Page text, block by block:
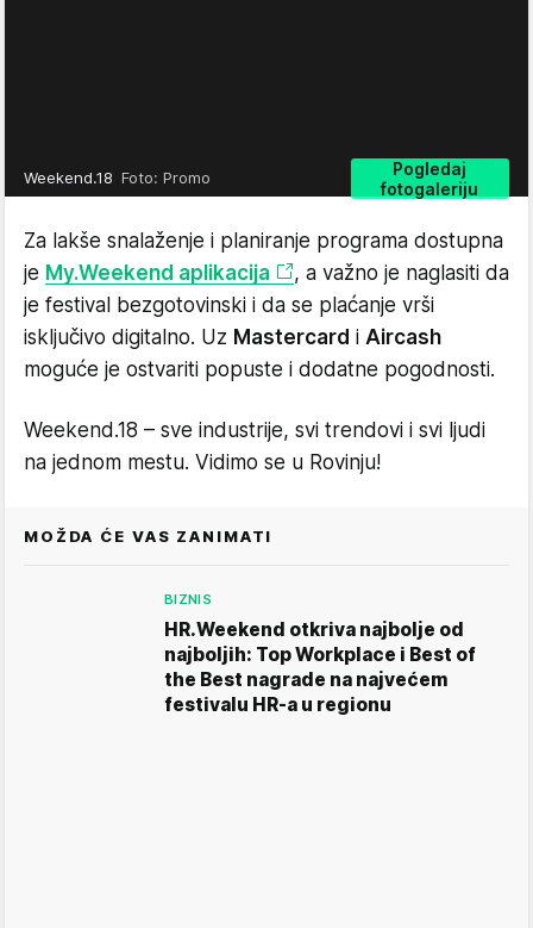
Pogledaj
fotogaleriju
Weekend.18 Foto: Promo
Za lakše snalaženje i planiranje programa dostupna
je My.Weekend aplikacija
, a važno je naglasiti da
je festival bezgotovinski i da se plaćanje vrši
isključivo digitalno. Uz Mastercard i Aircash
moguće je ostvariti popuste i dodatne pogodnosti.
Weekend.18 – sve industrije, svi trendovi i svi ljudi
na jednom mestu. Vidimo se u Rovinju!
MOŽDA ĆE VAS ZANIMATI
BIZNIS
HR.Weekend otkriva najbolje od
najboljih: Top Workplace i Best of
the Best nagrade na najvećem
festivalu HR-a u regionu